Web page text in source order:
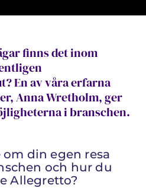
finns det inom
En av våra erfarna
Anna Wretholm, ger
i branschen.
din egen resa
och hur du
Allegretto?